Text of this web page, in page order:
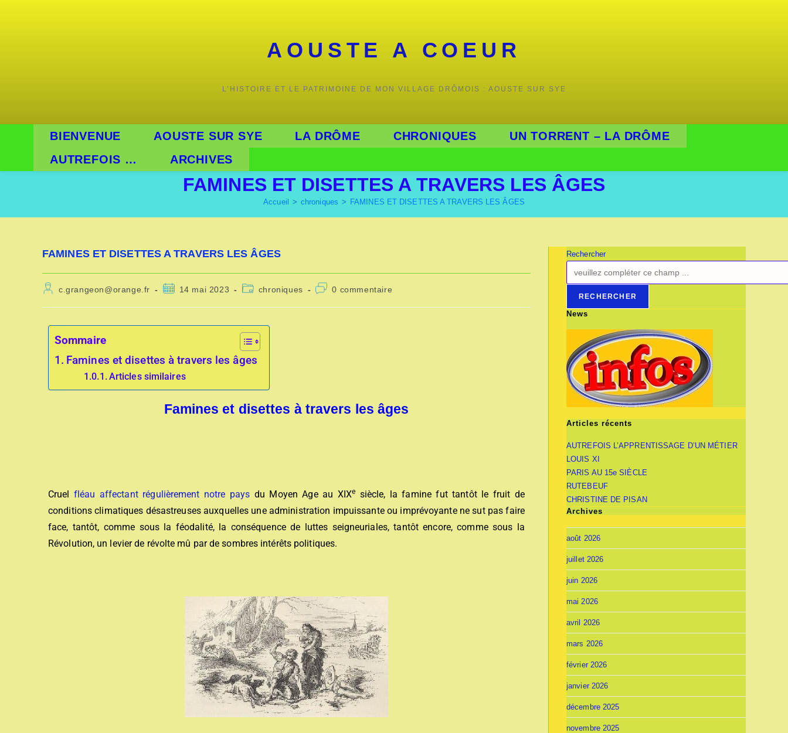
AOUSTE A COEUR
L’HISTOIRE ET LE PATRIMOINE DE MON VILLAGE DRÔMOIS : AOUSTE SUR SYE
BIENVENUE AOUSTE SUR SYE LA DRÔME CHRONIQUES
UN TORRENT – LA DRÔME
AUTREFOIS …
ARCHIVES
FAMINES ET DISETTES A TRAVERS LES ÂGES
Accueil > chroniques > FAMINES ET DISETTES A TRAVERS LES ÂGES
FAMINES ET DISETTES A TRAVERS LES ÂGES
c.grangeon@orange.fr 14 mai 2023 chroniques 0 commentaire
Sommaire
Famines et disettes à travers les âges
Articles similaires
Famines et disettes à travers les âges
Cruel fléau affectant régulièrement notre pays du Moyen Age au XIXe siècle, la famine fut tantôt le fruit de
conditions climatiques désastreuses auxquelles une administration impuissante ou imprévoyante ne sut pas faire
face, tantôt, comme sous la féodalité, la conséquence de luttes seigneuriales, tantôt encore, comme sous la
Révolution, un levier de révolte mû par de sombres intérêts politiques.
Rechercher
RECHERCHER
News
Articles récents
AUTREFOIS L’APPRENTISSAGE D’UN MÉTIER
LOUIS XI
PARIS AU 15e SIÈCLE
RUTEBEUF
CHRISTINE DE PISAN
Archives
août 2026
juillet 2026
juin 2026
mai 2026
avril 2026
mars 2026
février 2026
janvier 2026
décembre 2025
novembre 2025